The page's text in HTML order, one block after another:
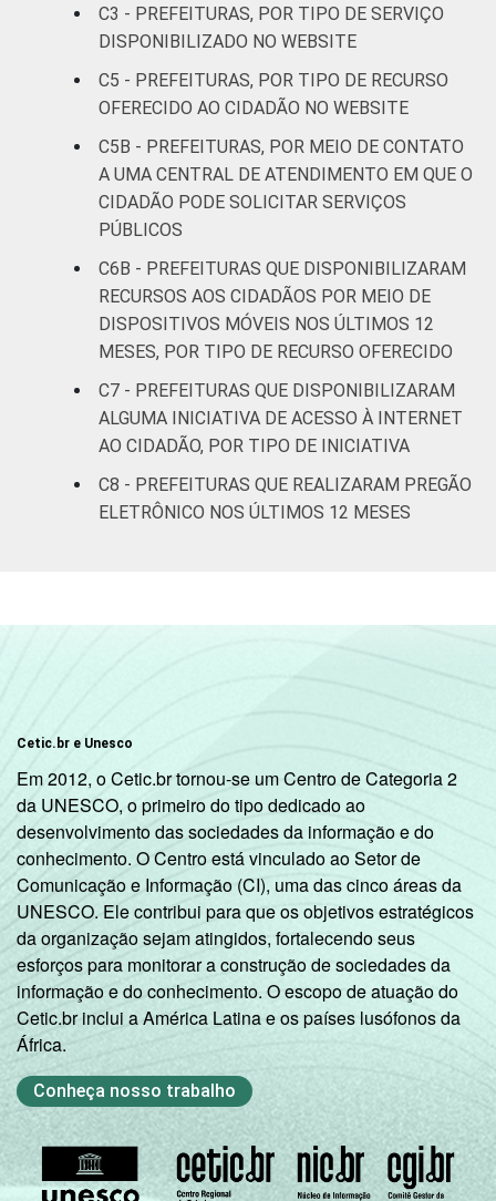
Mais de 50
mil até 100
mil
habitantes
Mais de
100 mil até
500 mil
habitantes
30 65
Mais de
500 mil
habitantes
40 54 7
REGIÃO
E
PORTE
Norte - Até
5 mil
habitantes
10 90 0
Norte -
habitantes
Norte -
Mais de 20
mil até 50
mil
habitantes
14 84 2
Norte -
Mais de 50
habitantes
Norte -
Mais de
27 73 0
C3 - PREFEITURAS, POR TIPO DE SERVIÇO
DISPONIBILIZADO NO WEBSITE
C5 - PREFEITURAS, POR TIPO DE RECURSO
OFERECIDO AO CIDADÃO NO WEBSITE
C5B - PREFEITURAS, POR MEIO DE CONTATO
A UMA CENTRAL DE ATENDIMENTO EM QUE O
CIDADÃO PODE SOLICITAR SERVIÇOS
PÚBLICOS
C6B - PREFEITURAS QUE DISPONIBILIZARAM
RECURSOS AOS CIDADÃOS POR MEIO DE
DISPOSITIVOS MÓVEIS NOS ÚLTIMOS 12
MESES, POR TIPO DE RECURSO OFERECIDO
C7 - PREFEITURAS QUE DISPONIBILIZARAM
ALGUMA INICIATIVA DE ACESSO À INTERNET
AO CIDADÃO, POR TIPO DE INICIATIVA
C8 - PREFEITURAS QUE REALIZARAM PREGÃO
ELETRÔNICO NOS ÚLTIMOS 12 MESES
Cetic.br e Unesco
Em 2012, o Cetic.br tornou-se um Centro de Categoria 2
da UNESCO, o primeiro do tipo dedicado ao
desenvolvimento das sociedades da informação e do
conhecimento. O Centro está vinculado ao Setor de
Comunicação e Informação (CI), uma das cinco áreas da
UNESCO. Ele contribui para que os objetivos estratégicos
da organização sejam atingidos, fortalecendo seus
esforços para monitorar a construção de sociedades da
informação e do conhecimento. O escopo de atuação do
Cetic.br inclui a América Latina e os países lusófonos da
África.
Conheça nosso trabalho